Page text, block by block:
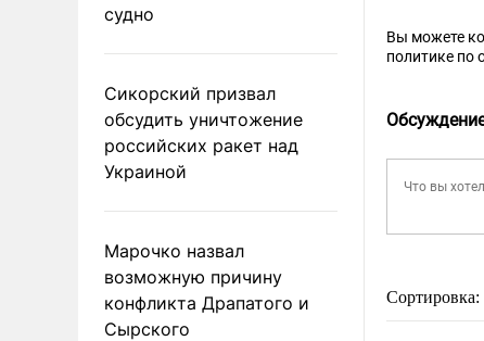
судно
Сикорский призвал
обсудить уничтожение
российских ракет над
Украиной
Марочко назвал
возможную причину
конфликта Драпатого и
Сырского
Вы можете
политике по
Сортировка: